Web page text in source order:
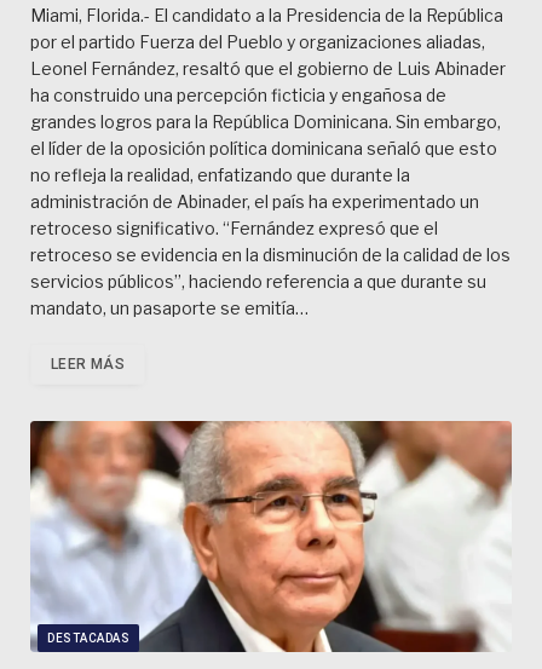
Miami, Florida.- El candidato a la Presidencia de la República
por el partido Fuerza del Pueblo y organizaciones aliadas,
Leonel Fernández, resaltó que el gobierno de Luis Abinader
ha construido una percepción ficticia y engañosa de
grandes logros para la República Dominicana. Sin embargo,
el líder de la oposición política dominicana señaló que esto
no refleja la realidad, enfatizando que durante la
administración de Abinader, el país ha experimentado un
retroceso significativo. “Fernández expresó que el
retroceso se evidencia en la disminución de la calidad de los
servicios públicos”, haciendo referencia a que durante su
mandato, un pasaporte se emitía…
LEER MÁS
DESTACADAS